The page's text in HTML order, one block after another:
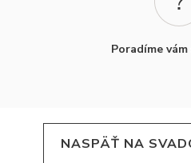
Poradíme
NASPÄŤ NA